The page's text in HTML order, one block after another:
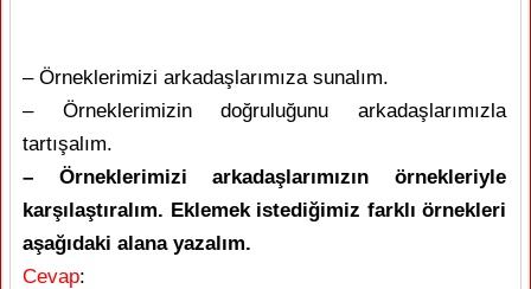
– Örneklerimizi arkadaşlarımıza sunalım.
– Örneklerimizin doğruluğunu arkadaşlarımızla
tartışalım.
– Örneklerimizi arkadaşlarımızın örnekleriyle
karşılaştıralım. Eklemek istediğimiz farklı örnekleri
aşağıdaki alana yazalım.
Cevap: